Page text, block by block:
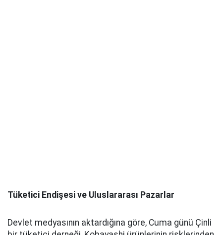
Tüketici Endişesi ve Uluslararası Pazarlar
Devlet medyasının aktardığına göre, Cuma günü Çinli